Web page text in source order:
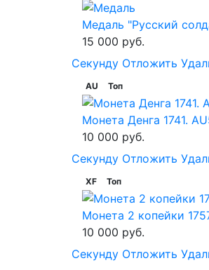
Медаль "Русский
15 000 руб.
Cекунду Отложить
AU Топ
Монета Денга 1741.
10 000 руб.
Cекунду Отложить
XF Топ
Монета 2 копейки
10 000 руб.
Cекунду Отложить